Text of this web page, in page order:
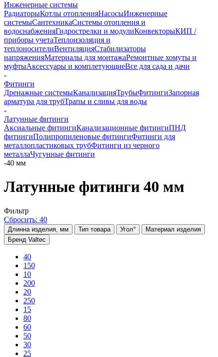
Инженерные системы
РадиаторыКотлы отопленияНасосыИнженерные
системыСантехникаСистемы отопления и
водоснабженияГидрострелки и модулиКонвекторыКИП /
приборы учетаТеплоизоляция и
теплоносителиВентиляцияСтабилизаторы
напряженияМатериалы для монтажаРемонтные хомуты и
муфтыАксессуары и комплетующиеВсе для сада и дачи
-
Фитинги
Дренажные системыКанализацияТрубыФитингиЗапорная
арматура для трубТрапы и сливы для воды
-
Латунные фитинги
Аксиальные фитингиКанализационные фитингиПНД
фитингиПолипропиленовые фитингиФитинги для
металлопластиковых трубФитинги из черного
металлаЧугунные фитинги
-40 мм
Латунные фитинги 40 мм
Фильтр
Сбросить: 40
Длинна изделия, мм Тип товара Угол°
Материал изделия
Бренд Valtec
40
150
10
200
20
250
15
80
60
50
30
25